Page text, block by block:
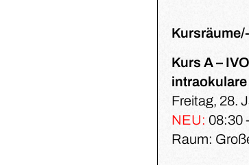
Kurs A –
Freitag, 28.
NEU: 08:30
Raum: